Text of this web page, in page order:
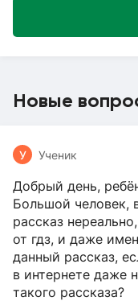
Новые
У Ученик
Добрый день,
Большой человек,
рассказ
от гдз, и даже
данный рассказ,
в интернете даже
такого рассказа?